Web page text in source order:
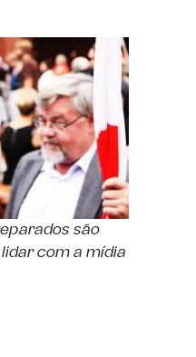
são
com a mídia